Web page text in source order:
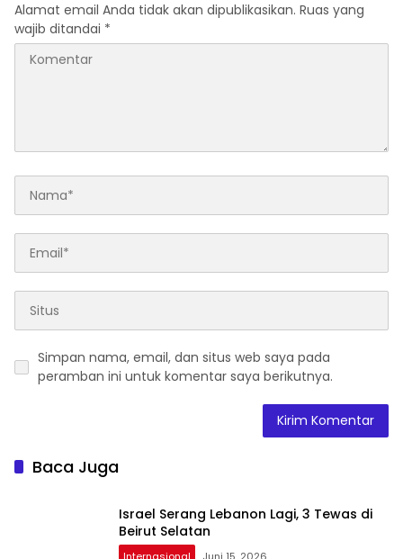
Alamat email Anda tidak akan dipublikasikan. Ruas yang
wajib ditandai *
Simpan nama, email, dan situs web saya pada
peramban ini untuk komentar saya berikutnya.
Baca Juga
Israel Serang Lebanon Lagi, 3 Tewas di
Beirut Selatan